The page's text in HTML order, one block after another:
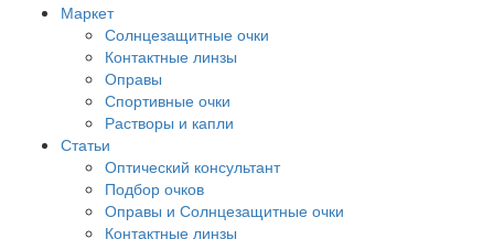
Маркет
Солнцезащитные очки
Контактные линзы
Оправы
Спортивные очки
Растворы и капли
Статьи
Оптический консультант
Подбор очков
Оправы и Солнцезащитные очки
Контактные линзы